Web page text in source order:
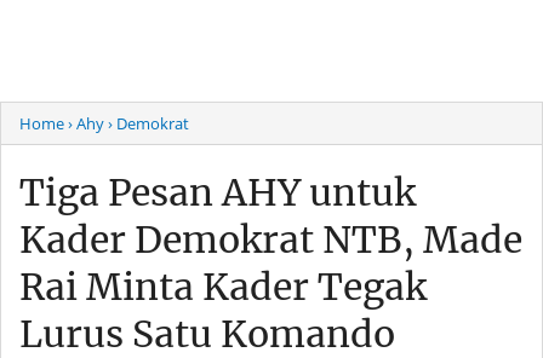
Home› Ahy› Demokrat
Tiga Pesan AHY untuk
Kader Demokrat NTB, Made
Rai Minta Kader Tegak
Lurus Satu Komando